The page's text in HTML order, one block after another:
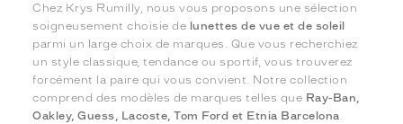
Chez Krys Rumilly, nous vous proposons une sélection
soigneusement choisie de lunettes de vue et de soleil
parmi un large choix de marques. Que vous recherchiez
un style classique, tendance ou sportif, vous trouverez
forcément la paire qui vous convient. Notre collection
comprend des modèles de marques telles que Ray-Ban,
Oakley, Guess, Lacoste, Tom Ford et Etnia Barcelona